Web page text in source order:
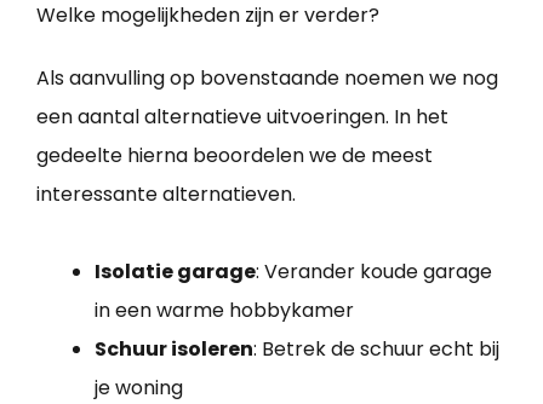
Welke mogelijkheden zijn er verder?
Als aanvulling op bovenstaande noemen we nog
een aantal alternatieve uitvoeringen. In het
gedeelte hierna beoordelen we de meest
interessante alternatieven.
Isolatie garage: Verander koude garage
in een warme hobbykamer
Schuur isoleren: Betrek de schuur echt bij
je woning